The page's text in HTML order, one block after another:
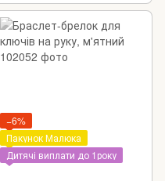
−6%
Пакунок Малюка
Дитячі виплати до 1року